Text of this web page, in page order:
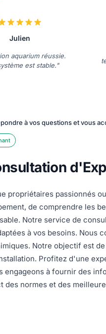
Julien
aquarium réussie.
est stable."
à vos questions et vous
passionnés
de comprendre les
Notre service de
à vos besoins. Nous
Notre objectif est
Profitez d'une
à fournir des
normes et des